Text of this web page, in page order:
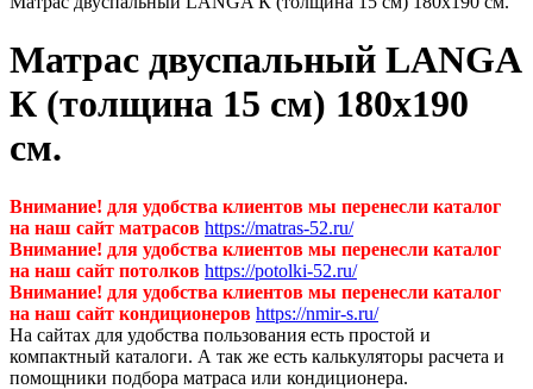
Матрас двуспальный LANGA
К (толщина 15 см) 180х190
см.
Внимание! для удобства клиентов мы перенесли каталог
на наш сайт матрасов https://matras-52.ru/
Внимание! для удобства клиентов мы перенесли каталог
на наш сайт потолков https://potolki-52.ru/
Внимание! для удобства клиентов мы перенесли каталог
на наш сайт кондиционеров https://nmir-s.ru/
На сайтах для удобства пользования есть простой и
компактный каталоги. А так же есть калькуляторы расчета и
помощники подбора матраса или кондиционера.